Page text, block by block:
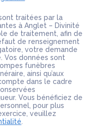
traitées par la
à Anglet – Divinité
de traitement, afin de
de renseignement
votre demande
Vos données sont
funèbres
ainsi qu’aux
dans le cadre
Vous bénéficiez de
pour plus
veuillez